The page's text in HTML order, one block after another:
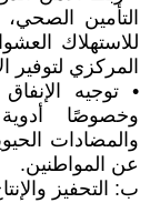
التأمين
للاستهلاك
المركزي لتوفير
• توجيه
وخصوصًا
والمضادات
عن المواطنين.
ب: التحفيز